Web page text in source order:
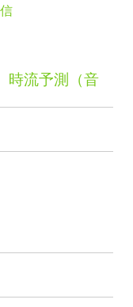
時流予測（音